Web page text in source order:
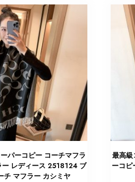
パーコピー コーチマフラ
ー レディース 2518124 ブ
チ マフラー カシミヤ
最高級
ーコ